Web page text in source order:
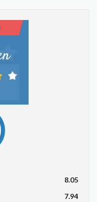
8.05
7.94